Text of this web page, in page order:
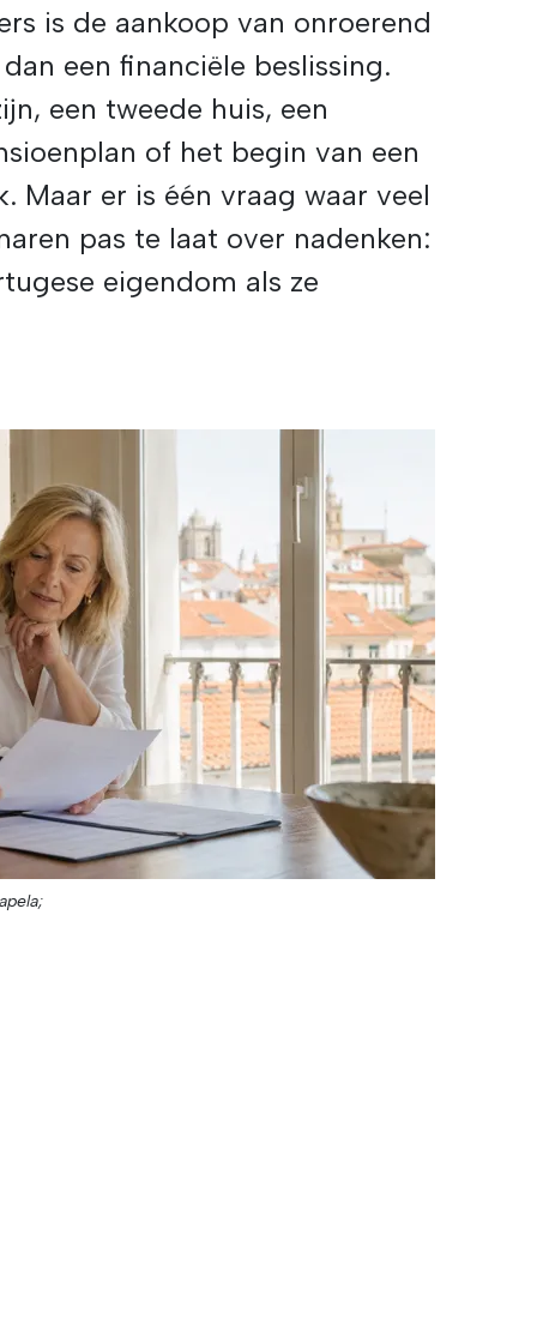
is de aankoop van onroerend
een financiële beslissing.
een tweede huis, een
of het begin van een
Maar er is één vraag waar veel
pas te laat over nadenken:
eigendom als ze